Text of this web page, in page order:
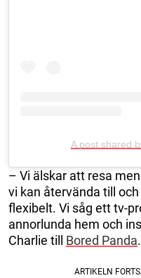
A post shared
– Vi älskar att resa
vi kan återvända till
flexibelt. Vi såg ett tv-
annorlunda hem och
Charlie till Bored Panda.